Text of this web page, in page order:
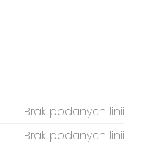
Brak podanych linii
Brak podanych linii